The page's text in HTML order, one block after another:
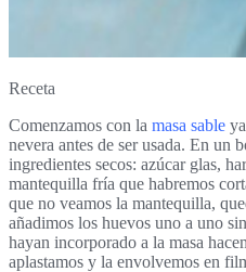
Receta
Comenzamos con la masa sable
nevera antes de ser usada. En un
ingredientes secos: azúcar glas,
mantequilla fría que habremos
que no veamos la mantequilla,
añadimos los huevos uno a uno
hayan incorporado a la masa
aplastamos y la envolvemos en